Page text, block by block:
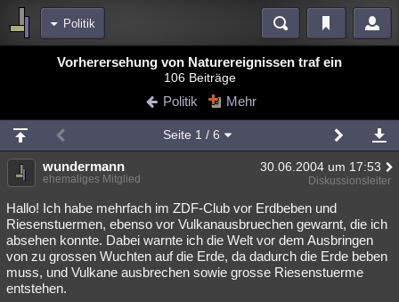
Politik
Blogs Videos
Chat Wiki Neuigkeiten
meine Rubriken
Menschen Wissenschaft Mystery Kriminalfälle
Spiritualität Verschwörungen Technologie Ufologie
Natur Umfragen Unterhaltung
weitere Rubriken
Philosophie
Vorherersehung von Naturereignissen traf ein
106 Beiträge
Politik Mehr
Seite 1 / 6
wundermann 30.06.2004 um 17:53
ehemaliges Mitglied Diskussionsleiter
Hallo! Ich habe mehrfach im ZDF-Club vor Erdbeben und
Riesenstuermen, ebenso vor Vulkanausbruechen gewarnt, die ich
absehen konnte. Dabei warnte ich die Welt vor dem Ausbringen
von zu grossen Wuchten auf die Erde, da dadurch die Erde beben
muss, und Vulkane ausbrechen sowie grosse Riesenstuerme
entstehen.